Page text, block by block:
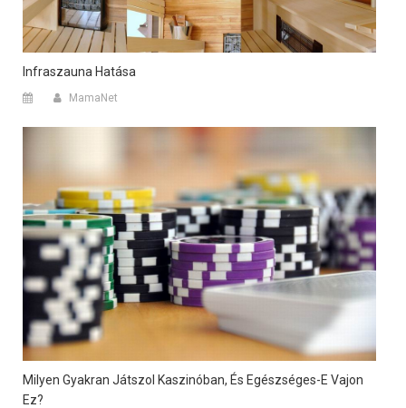
Infraszauna Hatása
MamaNet
Milyen Gyakran Játszol Kaszinóban, És Egészséges-E Vajon
Ez?